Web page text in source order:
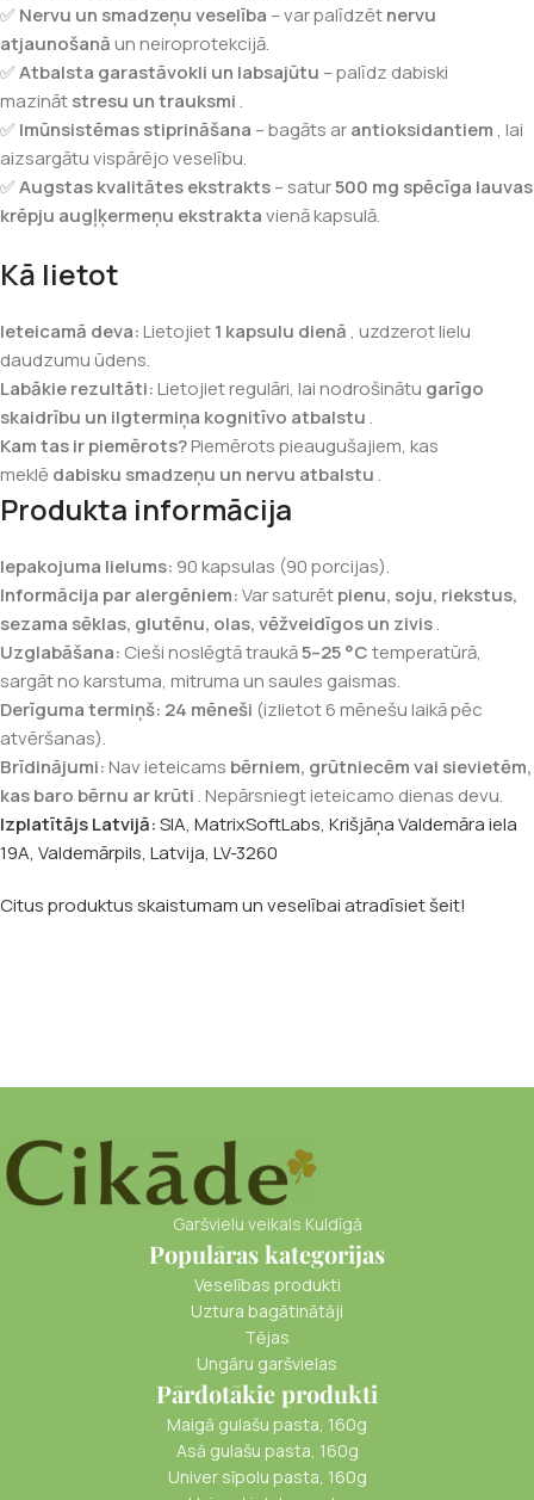
✅Nervu un smadzeņu veselība – var palīdzētnervu
atjaunošanāun neiroprotekcijā.
✅Atbalsta garastāvokli un labsajūtu – palīdz dabiski
mazinātstresu un trauksmi.
✅Imūnsistēmas stiprināšana – bagāts arantioksidantiem, lai
aizsargātu vispārējo veselību.
✅Augstas kvalitātes ekstrakts– satur500 mg spēcīga lauvas
krēpju augļķermeņu ekstraktavienā kapsulā.
Kā lietot
Ieteicamā deva:Lietojiet1 kapsulu dienā, uzdzerot lielu
daudzumu ūdens.
Labākie rezultāti:Lietojiet regulāri, lai nodrošinātu garīgo
skaidrību un ilgtermiņa kognitīvo atbalstu.
Kam tas ir piemērots?Piemērots pieaugušajiem, kas
meklē dabisku smadzeņu un nervu atbalstu.
Produkta informācija
Iepakojuma lielums: 90 kapsulas (90 porcijas).
Informācija par alergēniem:Var saturētpienu, soju, riekstus,
sezama sēklas, glutēnu, olas, vēžveidīgos un zivis.
Uzglabāšana: Cieši noslēgtā traukā5–25 °Ctemperatūrā,
sargāt no karstuma, mitruma un saules gaismas.
Derīguma termiņš: 24 mēneši (izlietot 6 mēnešu laikā pēc
atvēršanas).
Brīdinājumi:Nav ieteicams bērniem, grūtniecēm vai sievietēm,
kas baro bērnu ar krūti. Nepārsniegt ieteicamo dienas devu.
Izplatītājs Latvijā:SIA, MatrixSoftLabs, Krišjāņa Valdemāra iela
19A, Valdemārpils, Latvija, LV-3260
Citus produktus skaistumam un veselībai atradīsiet šeit!
Garšvielu veikals Kuldīgā
Populāras kategorijas
Veselības produkti
Uztura bagātinātāji
Tējas
Ungāru garšvielas
Pārdotākie produkti
Maigā gulašu pasta, 160g
Asā gulašu pasta, 160g
Univer sīpolu pasta, 160g